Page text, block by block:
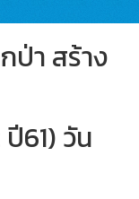
ป่า สร้าง
61) วัน